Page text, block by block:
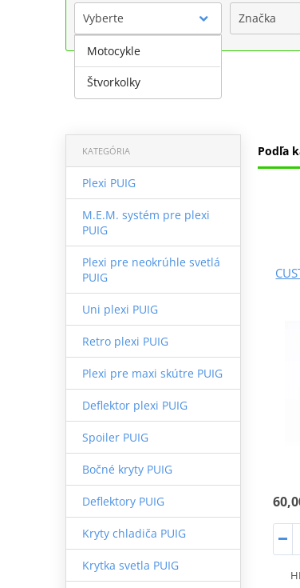
Vyberte Značka
Podľa
KATEGÓRIA
Plexi PUIG
M.E.M. systém pre plexi
PUIG
Plexi pre neokrúhle svetlá
PUIG
Uni plexi PUIG
Retro plexi PUIG
Plexi pre maxi skútre PUIG
Deflektor plexi PUIG
Spoiler PUIG
Bočné kryty PUIG
Deflektory PUIG
Kryty chladiča PUIG
Krytka svetla PUIG
Motocykle
Štvorkolky